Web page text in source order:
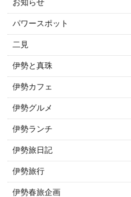
お知らせ
パワースポット
二見
伊勢と真珠
伊勢カフェ
伊勢グルメ
伊勢ランチ
伊勢旅日記
伊勢旅行
伊勢春旅企画